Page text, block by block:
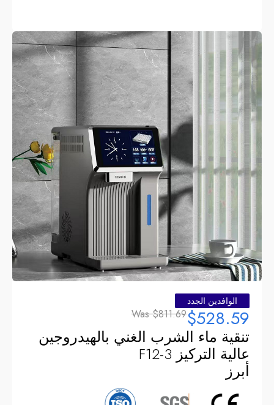
الوافدين الجدد
$528.59
Was$811.69
تنقية ماء الشرب الغني بالهيدروجين
عالية التركيز F12-3
أبرز